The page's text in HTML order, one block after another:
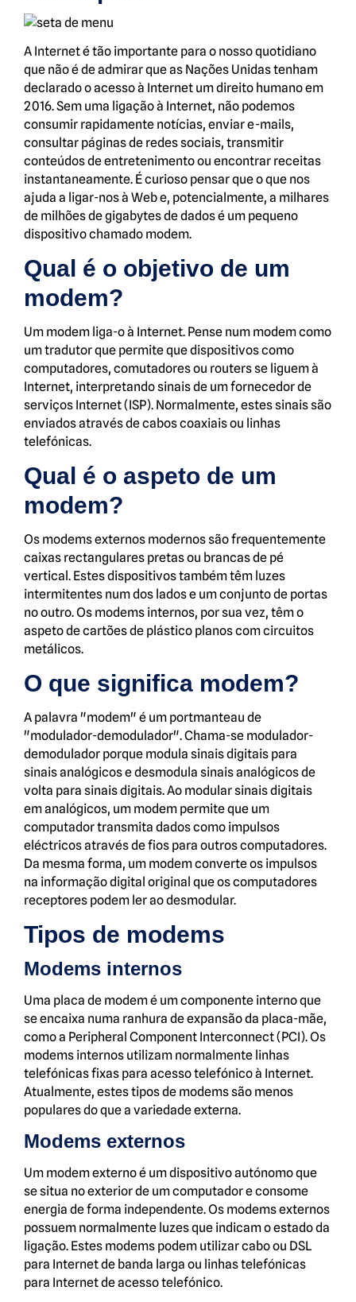
A Internet é tão importante para o nosso quotidiano
que não é de admirar que as Nações Unidas tenham
declarado o acesso à Internet um direito humano em
2016. Sem uma ligação à Internet, não podemos
consumir rapidamente notícias, enviar e-mails,
consultar páginas de redes sociais, transmitir
conteúdos de entretenimento ou encontrar receitas
instantaneamente. É curioso pensar que o que nos
ajuda a ligar-nos à Web e, potencialmente, a milhares
de milhões de gigabytes de dados é um pequeno
dispositivo chamado modem.
Qual é o objetivo de um
modem?
Um modem liga-o à Internet. Pense num modem como
um tradutor que permite que dispositivos como
computadores, comutadores ou routers se liguem à
Internet, interpretando sinais de um fornecedor de
serviços Internet (ISP). Normalmente, estes sinais são
enviados através de cabos coaxiais ou linhas
telefónicas.
Qual é o aspeto de um
modem?
Os modems externos modernos são frequentemente
caixas rectangulares pretas ou brancas de pé
vertical. Estes dispositivos também têm luzes
intermitentes num dos lados e um conjunto de portas
no outro. Os modems internos, por sua vez, têm o
aspeto de cartões de plástico planos com circuitos
metálicos.
O que significa modem?
A palavra "modem" é um portmanteau de
"modulador-demodulador". Chama-se modulador-
demodulador porque modula sinais digitais para
sinais analógicos e desmodula sinais analógicos de
volta para sinais digitais. Ao modular sinais digitais
em analógicos, um modem permite que um
computador transmita dados como impulsos
eléctricos através de fios para outros computadores.
Da mesma forma, um modem converte os impulsos
na informação digital original que os computadores
receptores podem ler ao desmodular.
Tipos de modems
Modems internos
Uma placa de modem é um componente interno que
se encaixa numa ranhura de expansão da placa-mãe,
como a Peripheral Component Interconnect (PCI). Os
modems internos utilizam normalmente linhas
telefónicas fixas para acesso telefónico à Internet.
Atualmente, estes tipos de modems são menos
populares do que a variedade externa.
Modems externos
Um modem externo é um dispositivo autónomo que
se situa no exterior de um computador e consome
energia de forma independente. Os modems externos
possuem normalmente luzes que indicam o estado da
ligação. Estes modems podem utilizar cabo ou DSL
para Internet de banda larga ou linhas telefónicas
para Internet de acesso telefónico.